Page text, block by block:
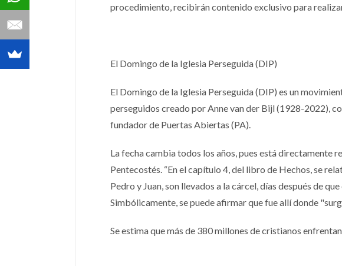
procedimiento, recibirán contenido exclusivo para
El Domingo de la Iglesia Perseguida (DIP)
El Domingo de la Iglesia Perseguida (DIP) es un
perseguidos creado por Anne van der Bijl (1928-2022),
fundador de Puertas Abiertas (PA).
La fecha cambia todos los años, pues está directamente
Pentecostés. “En el capítulo 4, del libro de Hechos, se
Pedro y Juan, son llevados a la cárcel, días después de
Simbólicamente, se puede afirmar que fue allí donde
Se estima que más de 380 millones de cristianos